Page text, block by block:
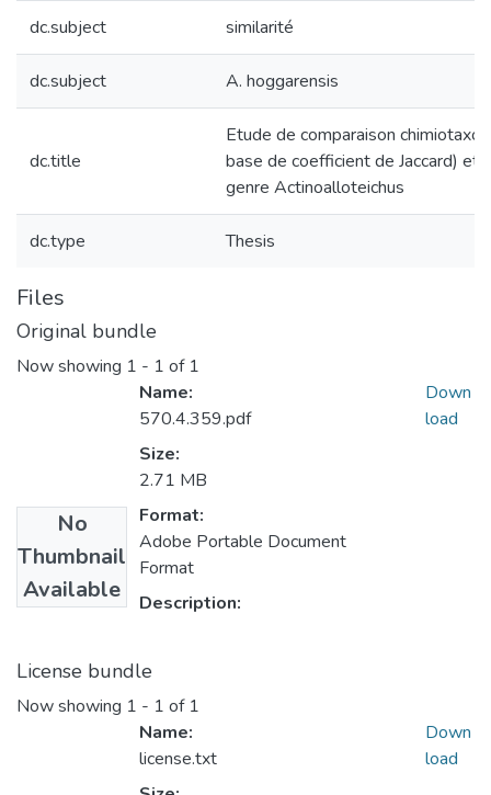
dc.subject similarité
dc.subject A. hoggarensis
dc.title
Etude de comparaison
base de coefficient de Jaccard) et
genre Actinoalloteichus
dc.type Thesis
Files
Original bundle
Now showing 1 - 1 of 1
No
Thumbnail
Available
Name:
570.4.359.pdf
Size:
2.71 MB
Format:
Adobe Portable Document
Format
Description:
Down
load
License bundle
Now showing 1 - 1 of 1
Name:
license.txt
Down
load